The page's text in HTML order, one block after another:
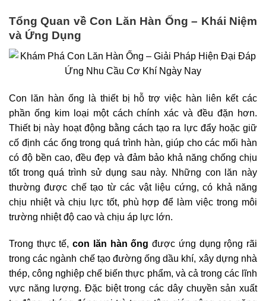
Tổng Quan về Con Lăn Hàn Ống – Khái Niệm
và Ứng Dụng
Con lăn hàn ống là thiết bị hỗ trợ việc hàn liên kết các
phần ống kim loại một cách chính xác và đều đặn hơn.
Thiết bị này hoạt động bằng cách tạo ra lực đẩy hoặc giữ
cố định các ống trong quá trình hàn, giúp cho các mối hàn
có độ bền cao, đều đẹp và đảm bảo khả năng chống chịu
tốt trong quá trình sử dụng sau này. Những con lăn này
thường được chế tạo từ các vật liệu cứng, có khả năng
chịu nhiệt và chịu lực tốt, phù hợp để làm việc trong môi
trường nhiệt độ cao và chịu áp lực lớn.
Trong thực tế,con lăn hàn ống được ứng dụng rộng rãi
trong các ngành chế tạo đường ống dầu khí, xây dựng nhà
thép, công nghiệp chế biến thực phẩm, và cả trong các lĩnh
vực năng lượng. Đặc biệt trong các dây chuyền sản xuất